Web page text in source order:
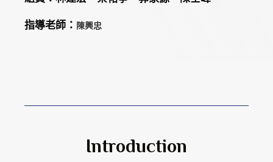
指導老師： 陳興忠
Introduction